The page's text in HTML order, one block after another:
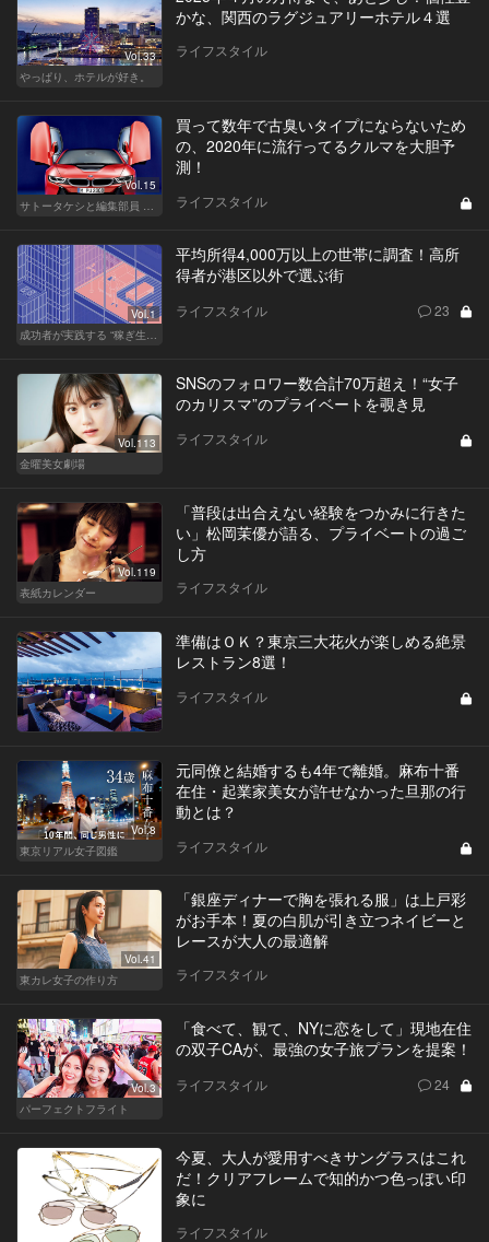
Vol.33
やっぱり、ホテルが好き。
かな、関西のラグジュアリーホテル４選
ライフスタイル
Vol.15
サトータケシと編集部員 船山の"CAR GENTSへの道"
買って数年で古臭いタイプにならないため
の、2020年に流行ってるクルマを大胆予
測！
ライフスタイル
Vol.1
成功者が実践する “稼ぎ生活”
平均所得4,000万以上の世帯に調査！高所
得者が港区以外で選ぶ街
ライフスタイル 23
Vol.113
金曜美女劇場
SNSのフォロワー数合計70万超え！“女子
のカリスマ”のプライベートを覗き見
ライフスタイル
Vol.119
表紙カレンダー
「普段は出合えない経験をつかみに行きた
い」松岡茉優が語る、プライベートの過ご
し方
ライフスタイル
準備はＯＫ？東京三大花火が楽しめる絶景
レストラン8選！
ライフスタイル
Vol.8
東京リアル女子図鑑
元同僚と結婚するも4年で離婚。麻布十番
在住・起業家美女が許せなかった旦那の行
動とは？
ライフスタイル
Vol.41
東カレ女子の作り方
「銀座ディナーで胸を張れる服」は上戸彩
がお手本！夏の白肌が引き立つネイビーと
レースが大人の最適解
ライフスタイル
Vol.3
パーフェクトフライト
「食べて、観て、NYに恋をして」現地在住
の双子CAが、最強の女子旅プランを提案！
ライフスタイル 24
今夏、大人が愛用すべきサングラスはこれ
だ！クリアフレームで知的かつ色っぽい印
象に
ライフスタイル